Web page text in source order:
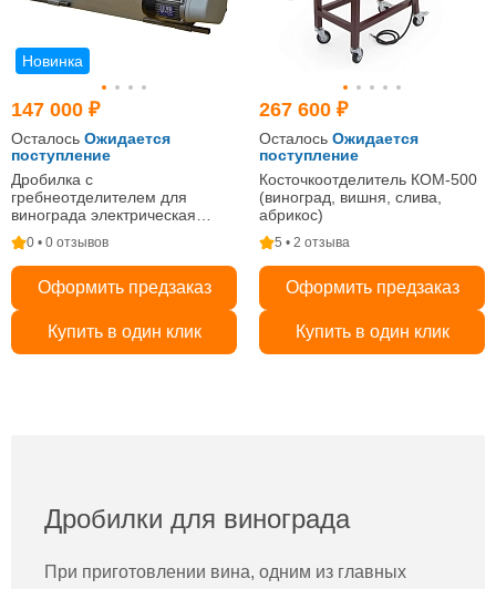
Новинка
147 000 ₽
Осталось Ожидается
поступление
Дробилка с
гребнеотделителем для
винограда электрическая
"Rondinella"
0 • 0 отзывов
Оформить предзаказ
Купить в один клик
267 600 ₽
Осталось Ожидается
поступление
Косточкоотделитель КОМ-500
(виноград, вишня, слива,
абрикос)
5 • 2 отзыва
Оформить предзаказ
Купить в один клик
Дробилки для винограда
При приготовлении вина, одним из главных